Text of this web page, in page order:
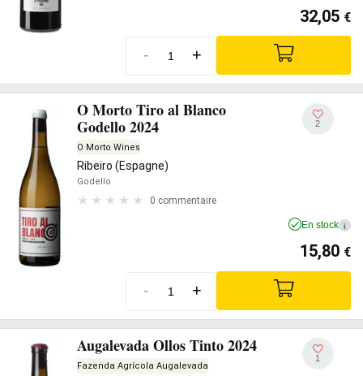
32,05 €
- +
O Morto Tiro al Blanco
Godello 2024
O Morto Wines
Ribeiro (Espagne)
Godello
0 commentaire
2
En stock i
15,80 €
- +
Augalevada Ollos Tinto 2024
Fazenda Agrícola Augalevada
1